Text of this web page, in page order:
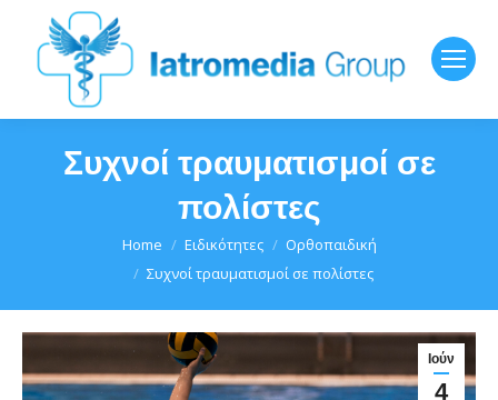
Συχνοί τραυματισμοί σε
πολίστες
Home Ειδικότητες
Ορθοπαιδική
Συχνοί τραυματισμοί σε πολίστες
Ιούν
4